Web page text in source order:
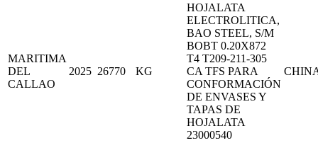
MARITIMA
DEL
CALLAO
2025 26770 KG
HOJALATA
ELECTROLITICA,
BAO STEEL, S/M
BOBT 0.20X872
T4 T209-211-305
CA TFS PARA
CONFORMACIÓN
DE ENVASES Y
TAPAS DE
HOJALATA
23000540